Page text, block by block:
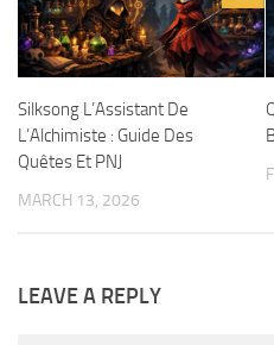
Silksong L’Assistant De
L’Alchimiste : Guide Des
Quêtes Et PNJ
MARCH 13, 2026
LEAVE A REPLY